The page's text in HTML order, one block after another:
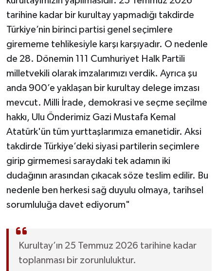
tarihine kadar bir kurultay yapmadığı takdirde
Türkiye’nin birinci partisi genel seçimlere
girememe tehlikesiyle karşı karşıyadır. O nedenle
de 28. Dönemin 111 Cumhuriyet Halk Partili
milletvekili olarak imzalarımızı verdik. Ayrıca şu
anda 900’e yaklaşan bir kurultay delege imzası
mevcut. Milli İrade, demokrasi ve seçme seçilme
hakkı, Ulu Önderimiz Gazi Mustafa Kemal
Atatürk'ün tüm yurttaşlarımıza emanetidir. Aksi
takdirde Türkiye’deki siyasi partilerin seçimlere
girip girmemesi saraydaki tek adamın iki
dudağının arasından çıkacak söze teslim edilir. Bu
nedenle ben herkesi sağ duyulu olmaya, tarihsel
sorumluluğa davet ediyorum"
Kurultay’ın 25 Temmuz 2026 tarihine kadar
toplanması bir zorunluluktur.